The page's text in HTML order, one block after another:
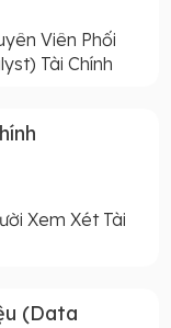
Viên Phối
Tài Chính
Xem Xét Tài
(Data